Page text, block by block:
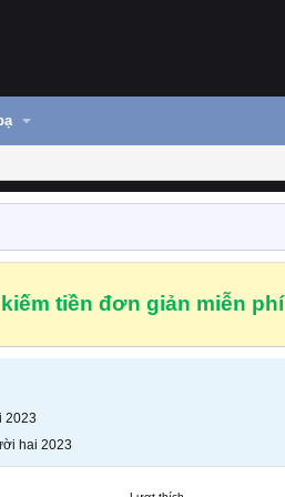
tiền đơn giản miễn phí
2023
hai 2023